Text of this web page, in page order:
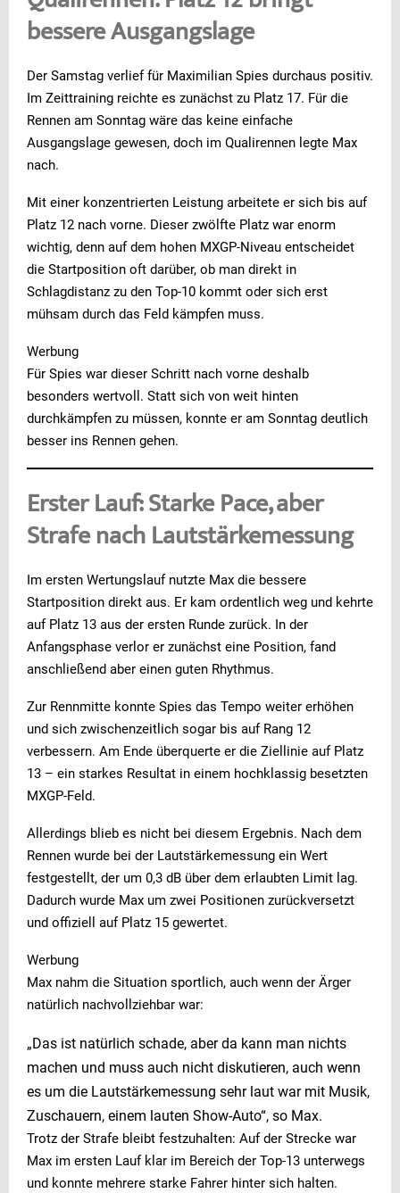
bessere Ausgangslage
Der Samstag verlief für Maximilian Spies durchaus positiv.
Im Zeittraining reichte es zunächst zu Platz 17. Für die
Rennen am Sonntag wäre das keine einfache
Ausgangslage gewesen, doch im Qualirennen legte Max
nach.
Mit einer konzentrierten Leistung arbeitete er sich bis auf
Platz 12 nach vorne. Dieser zwölfte Platz war enorm
wichtig, denn auf dem hohen MXGP-Niveau entscheidet
die Startposition oft darüber, ob man direkt in
Schlagdistanz zu den Top-10 kommt oder sich erst
mühsam durch das Feld kämpfen muss.
Werbung
Für Spies war dieser Schritt nach vorne deshalb
besonders wertvoll. Statt sich von weit hinten
durchkämpfen zu müssen, konnte er am Sonntag deutlich
besser ins Rennen gehen.
Erster Lauf: Starke Pace, aber
Strafe nach Lautstärkemessung
Im ersten Wertungslauf nutzte Max die bessere
Startposition direkt aus. Er kam ordentlich weg und kehrte
auf Platz 13 aus der ersten Runde zurück. In der
Anfangsphase verlor er zunächst eine Position, fand
anschließend aber einen guten Rhythmus.
Zur Rennmitte konnte Spies das Tempo weiter erhöhen
und sich zwischenzeitlich sogar bis auf Rang 12
verbessern. Am Ende überquerte er die Ziellinie auf Platz
13 – ein starkes Resultat in einem hochklassig besetzten
MXGP-Feld.
Allerdings blieb es nicht bei diesem Ergebnis. Nach dem
Rennen wurde bei der Lautstärkemessung ein Wert
festgestellt, der um 0,3 dB über dem erlaubten Limit lag.
Dadurch wurde Max um zwei Positionen zurückversetzt
und offiziell auf Platz 15 gewertet.
Werbung
Max nahm die Situation sportlich, auch wenn der Ärger
natürlich nachvollziehbar war:
„Das ist natürlich schade, aber da kann man nichts
machen und muss auch nicht diskutieren, auch wenn
es um die Lautstärkemessung sehr laut war mit Musik,
Zuschauern, einem lauten Show-Auto“, so Max.
Trotz der Strafe bleibt festzuhalten: Auf der Strecke war
Max im ersten Lauf klar im Bereich der Top-13 unterwegs
und konnte mehrere starke Fahrer hinter sich halten.